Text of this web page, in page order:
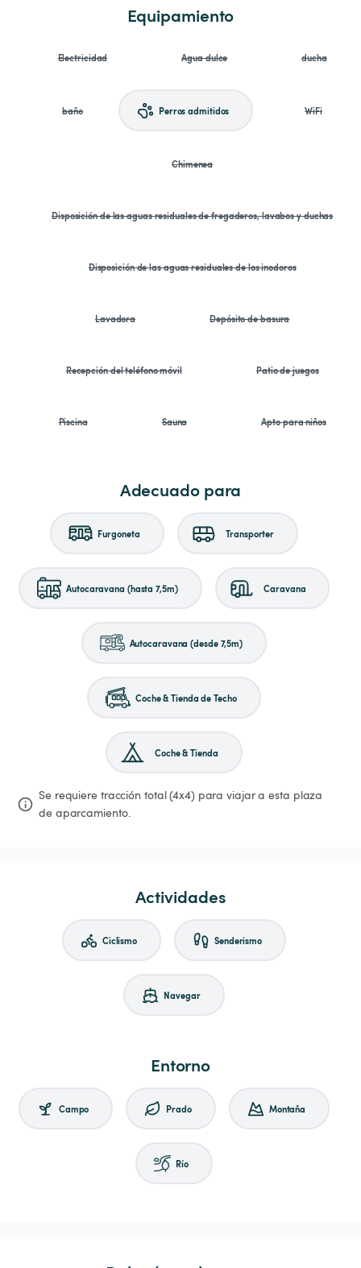
Equipamiento
Electricidad Agua dulce ducha
baño Perros admitidos WiFi
Chimenea
Disposición de las aguas residuales de fregaderos, lavabos y duchas
Disposición de las aguas residuales de los inodoros
Lavadora Depósito de basura
Recepción del teléfono móvil Patio de juegos
Piscina Sauna Apto para niños
Adecuado para
Furgoneta Transporter
Autocaravana (hasta 7,5m) Caravana
Autocaravana (desde 7,5m)
Coche & Tienda de Techo
Coche & Tienda
Se requiere tracción total (4x4) para viajar a esta plaza
de aparcamiento.
Actividades
Ciclismo Senderismo
Navegar
Entorno
Campo Prado Montaña
Río